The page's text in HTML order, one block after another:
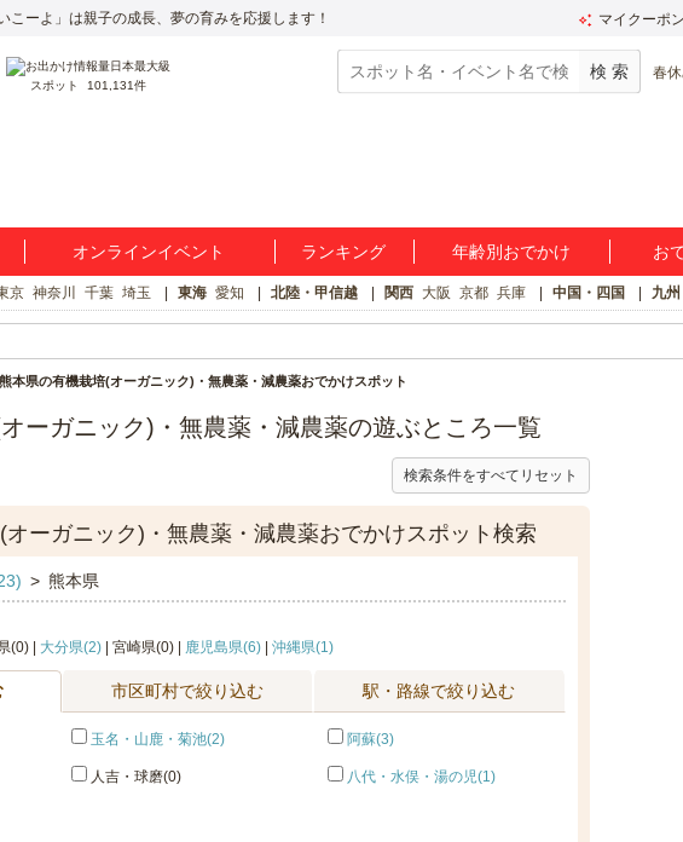
こーよ」は親子の成長、夢の育みを応援します！ マイクーポン
スポット 101,131件
春
オンラインイベント ランキング 年齢別おでかけ お
京 神奈川 千葉 埼玉 東海 愛知 北陸・甲信越 関西 大阪 京都 兵庫 中国・四国 九
熊本県の有機栽培(オーガニック)・無農薬・減農薬おでかけスポット
ーガニック)・無農薬・減農薬の遊ぶところ一覧
検索条件をすべてリセット
ーガニック)・無農薬・減農薬おでかけスポット検索
> 熊本県
(0) | 大分県(2)| 宮崎県(0) | 鹿児島県(6)| 沖縄県(1)
市区町村で絞り込む 駅・路線で絞り込む
玉名・山鹿・菊池(2) 阿蘇(3)
人吉・球磨(0) 八代・水俣・湯の児(1)